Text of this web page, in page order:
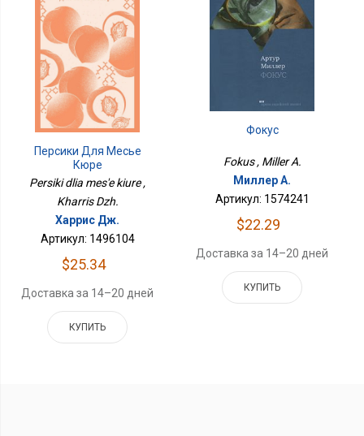
Персики Для Месье
Кюре
Persiki dlia mes'e kiure ,
Kharris Dzh.
Харрис Дж.
Артикул: 1496104
$25.34
Доставка за 14–20 дней
КУПИТЬ
Фокус
Fokus , Miller A.
Миллер А.
Артикул: 1574241
$22.29
Доставка за 14–20 дней
КУПИТЬ